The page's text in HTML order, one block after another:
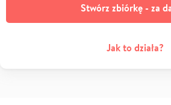
Stwórz zbiórkę - za
Jak to działa?